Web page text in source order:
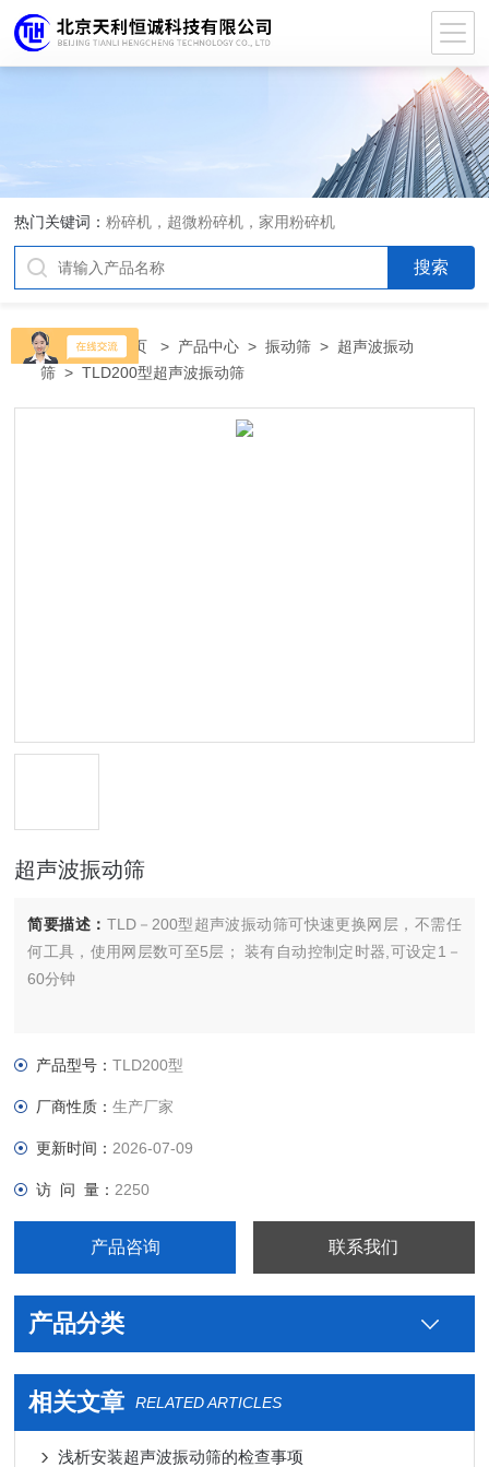
热门关键词：粉碎机，超微粉碎机，家用粉碎机
当前位置：首页 > 产品中心 >振动筛 > 超声波振动
筛 > TLD200型超声波振动筛
超声波振动筛
简要描述： TLD－200型超声波振动筛可快速更换网层，不需任
何工具，使用网层数可至5层； 装有自动控制定时器,可设定1－
60分钟
产品型号：TLD200型
厂商性质：生产厂家
更新时间： 2026-07-09
访 问 量： 2250
产品咨询 联系我们
产品分类
相关文章 RELATED ARTICLES
浅析安装超声波振动筛的检查事项